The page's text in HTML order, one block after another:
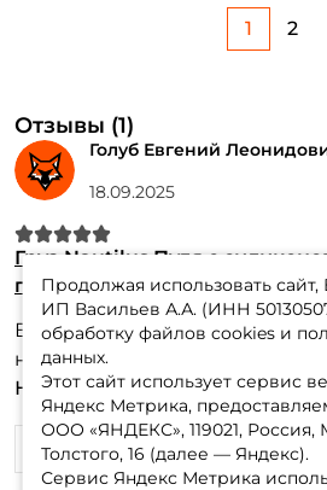
1 2
Отзывы (1)
Голуб Евгений
18.09.2025
Груз Nautilus Пуля с
гр
Всё норм. 6,8гр тоже
не критично...
Недостатки:Нет 7гр. Ровно
0 0
Продолжая использовать сайт,
ИП Васильев А.А. (ИНН
обработку файлов cookies и
данных.
Этот сайт использует сервис
Яндекс Метрика,
ООО «ЯНДЕКС», 119021, Россия,
Толстого, 16 (далее — Яндекс).
Сервис Яндекс Метрика